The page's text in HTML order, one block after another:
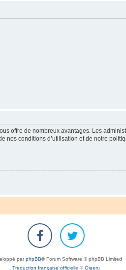
offre de nombreux avantages. Les
nos conditions d’utilisation et de notre
parphpBB® Forum Software © phpBB Limited
Traduction française officielle ©Qiaeru